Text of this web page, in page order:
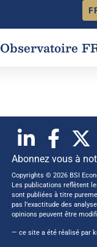
Observatoire
Abonnez vous à
Copyrights © 2026 BSI
Les publications reflètent
sont publiées à titre
pas l’exactitude des
opinions peuvent être
— ce site a été réalisé par